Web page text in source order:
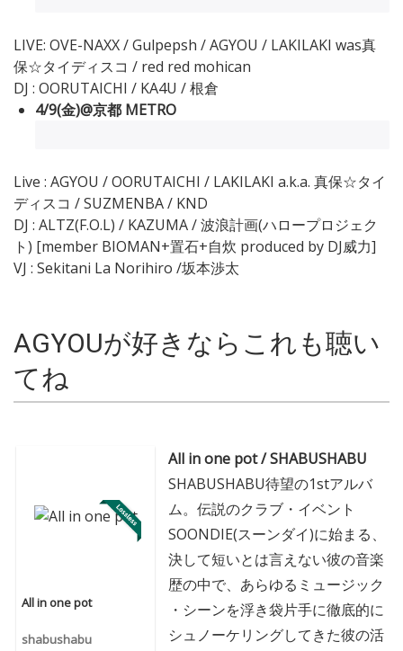
LIVE: OVE-NAXX / Gulpepsh / AGYOU / LAKILAKI was真
保☆タイディスコ / red red mohican
DJ : OORUTAICHI / KA4U / 根倉
4/9(金)@京都 METRO
Live : AGYOU / OORUTAICHI / LAKILAKI a.k.a. 真保☆タイ
ディスコ / SUZMENBA / KND
DJ : ALTZ(F.O.L) / KAZUMA / 波浪計画(ハロープロジェク
ト) [member BIOMAN+置石+自炊 produced by DJ威力]
VJ : Sekitani La Norihiro /坂本渉太
AGYOUが好きならこれも聴い
てね
All in one pot
shabushabu
All in one pot / SHABUSHABU
SHABUSHABU待望の1stアルバ
ム。伝説のクラブ・イベント
SOONDIE(スーンダイ)に始まる、
決して短いとは言えない彼の音楽
歴の中で、あらゆるミュージック
・シーンを浮き袋片手に徹底的に
シュノーケリングしてきた彼の活